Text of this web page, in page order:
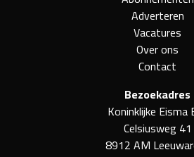
Adverteren
Vacatures
Over ons
Contact
Bezoekadres
Koninklijke Eisma
Celsiusweg 41
8912 AM